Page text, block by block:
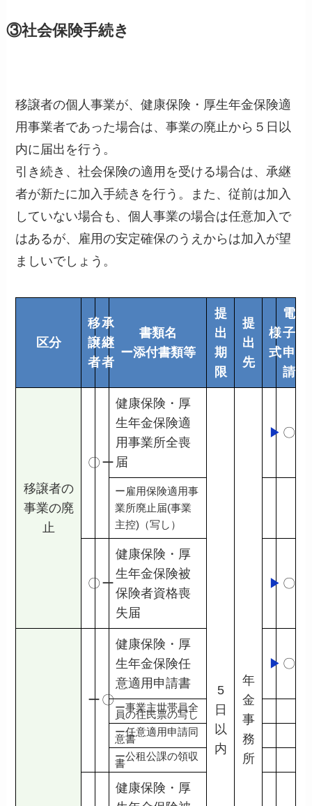
③社会保険手続き
移譲者の個人事業が、健康保険・厚生年金保険適
用事業者であった場合は、事業の廃止から５日以
内に届出を行う。
引き続き、社会保険の適用を受ける場合は、承継
者が新たに加入手続きを行う。また、従前は加入
していない場合も、個人事業の場合は任意加入で
はあるが、雇用の安定確保のうえからは加入が望
ましいでしょう。
区分
移
譲
者
承
継
者
書類名
ー添付書類等
提
出
期
限
提
出
先
様
式
電
子
申
請
移譲者の
事業の廃
止
〇 ー
健康保険・厚
生年金保険適
用事業所全喪
届
5
日
以
内
年
金
事
務
所
▶ 〇
ー雇用保険適用事
業所廃止届(事業
主控)（写し）
〇 ー
健康保険・厚
生年金保険被
保険者資格喪
失届
▶ 〇
ー 〇
健康保険・厚
生年金保険任
意適用申請書
▶ 〇
ー事業主世帯員全
員の住民票の写し
ー任意適用申請同
意書
ー公租公課の領収
書
健康保険・厚